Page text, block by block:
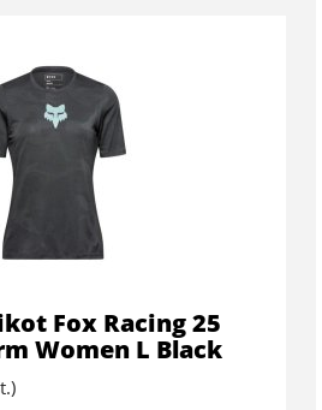
Fox Racing 25
Women L Black